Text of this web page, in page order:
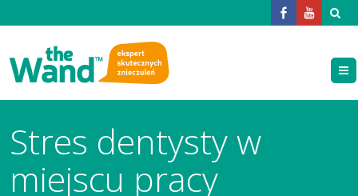
Stres dentysty w
miejscu pracy